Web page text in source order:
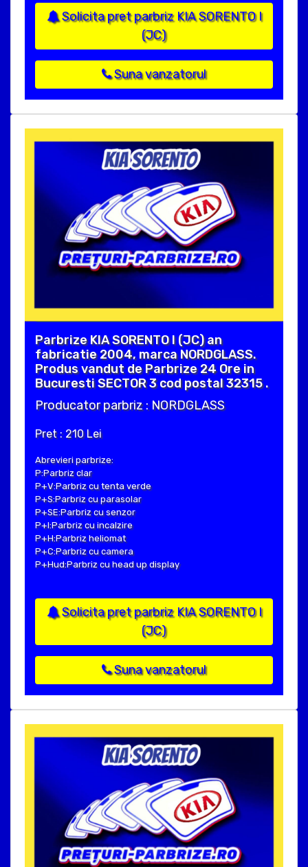
Solicita pret parbriz KIA SORENTO I
(JC)
Suna vanzatorul
Parbrize KIA SORENTO I (JC) an
fabricatie 2004, marca NORDGLASS.
Produs vandut de Parbrize 24 Ore in
Bucuresti SECTOR 3 cod postal 32315 .
Producator parbriz : NORDGLASS
Pret : 210 Lei
Abrevieri parbrize:
P:Parbriz clar
P+V:Parbriz cu tenta verde
P+S:Parbriz cu parasolar
P+SE:Parbriz cu senzor
P+I:Parbriz cu incalzire
P+H:Parbriz heliomat
P+C:Parbriz cu camera
P+Hud:Parbriz cu head up display
Solicita pret parbriz KIA SORENTO I
(JC)
Suna vanzatorul